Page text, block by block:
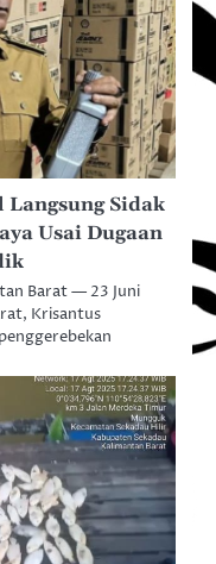
Sidak
Usai Dugaan
Barat — 23 Juni
Krisantus